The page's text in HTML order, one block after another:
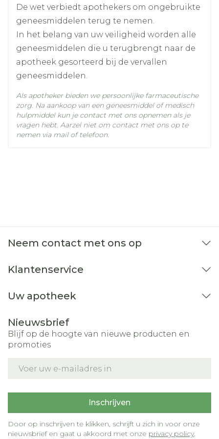
Concomitante geneesmiddelen die remmers
zijn van CYP2D6 kunnen leiden tot
verminderde concentraties van de actieve
metaboliet endoxifen. Daarom moeten
krachtige remmers van CYP2D6 (bv.
paroxetine, fluoxetine, quinidine, cinacalcet
of bupropion) wanneer dit mogelijk is,
worden vermeden tijdens de behandeling
met tamoxifen (zie rubrieken 4.5 en 5.2).
CYP2D6 genotype: de beschikbare klinische
(zie rubrieken 5.1 en 5.2).
gerapporteerd bij patiënten op tamoxifen
De reactie is meestal reversibel na tijdelijke
hervatten van de behandeling kan
resulteren in een mildere reactie.
zorgvuldig overwogen worden op individuele
het mogelijke risico en voordeel.
Ernstige cutane bijwerkingen (SCAR's),
waaronder het Stevens-Johnson-syndroom
(SJS) en toxische epidermale necrolyse (TEN),
bijwerkingen komen zelden voor.
Ingrediënten
Behoud
Kamertemperatuur (15°C -
25°C)
De wet verbiedt apothekers om ongebruikte
geneesmiddelen terug te nemen.
In het belang van uw veiligheid worden alle
geneesmiddelen die u terugbrengt naar de
apotheek gesorteerd bij de vervallen
geneesmiddelen.
Als apotheker bieden we persoonlijke farmaceutische
zorg. Na aankoop van een geneesmiddel of medisch
hulpmiddel kun je contact met ons opnemen als je
vragen hebt. Aarzel niet om contact met ons op te
nemen via mail of telefoon.
Neem contact met ons op
Klantenservice
Uw apotheek
Nieuwsbrief
Blijf op de hoogte van nieuwe producten en
promoties
Inschrijven
Door op inschrijven te klikken, schrijft u zich in voor onze
nieuwsbrief en gaat u akkoord met onze privacy policy.